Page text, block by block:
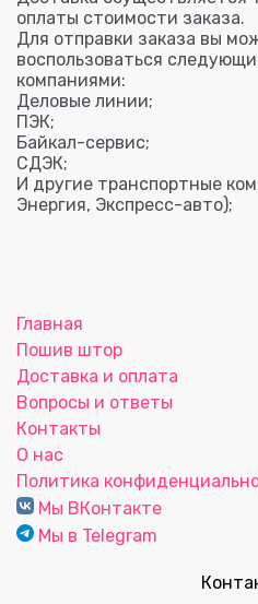
оплаты стоимости заказа.
Для отправки заказа вы
воспользоваться
компаниями:
Деловые линии;
ПЭК;
Байкал-сервис;
СДЭК;
И другие транспортные
Энергия, Экспресс-авто);
Главная
Пошив штор
Доставка и оплата
Вопросы и ответы
Контакты
О нас
Политика
Мы ВКонтакте
Мы в Telegram